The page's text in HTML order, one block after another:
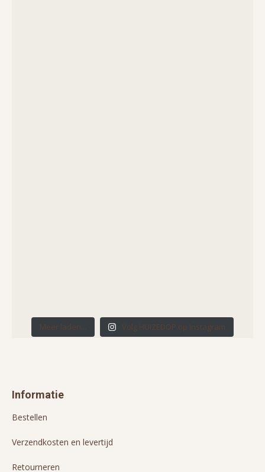
Meer laden... Volg HUIZEDOP op Instagram
Informatie
Bestellen
Verzendkosten en levertijd
Retourneren